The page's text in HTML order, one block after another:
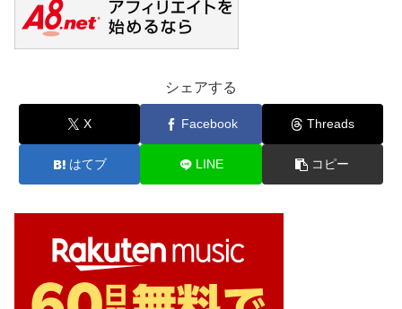
シェアする
X Facebook Threads
はてブ LINE コピー